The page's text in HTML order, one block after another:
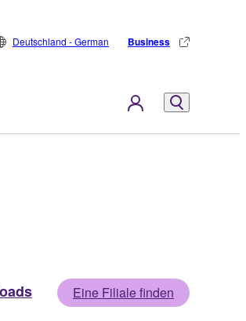
Deutschland - German Business
Eine Filiale finden